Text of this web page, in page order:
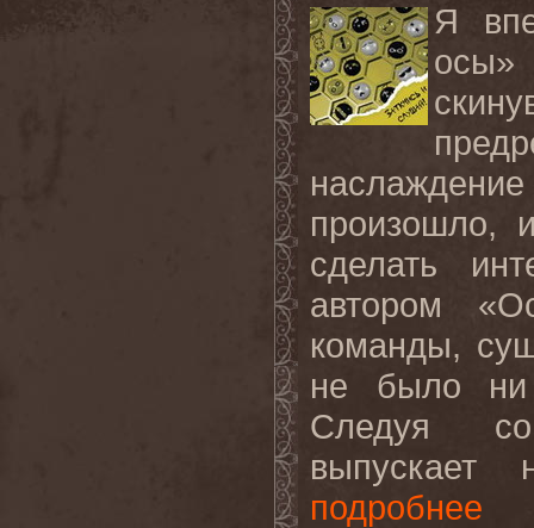
Я
произошло,
сделать
автором
команды,
не было ни
Следуя
выпускает
подробнее